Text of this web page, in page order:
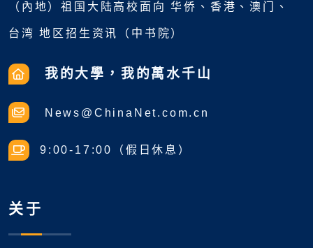
（內地）祖国大陆高校面向 华侨、香港、澳门、
台湾 地区招生资讯（中书院）
我的大學，我的萬水千山
News@ChinaNet.com.cn
9:00-17:00（假日休息）
关于